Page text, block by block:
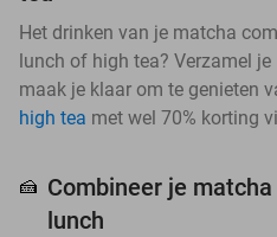
Het drinken van je matcha
lunch of high tea? Verzamel
maak je klaar om te genieten
high tea met wel 70% korting
🍰 Combineer je
lunch